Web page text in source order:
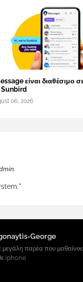
είναι διαθέσιμο
Sunbird
06, 2026
*
George
μεγάλη παρέα που
iphone